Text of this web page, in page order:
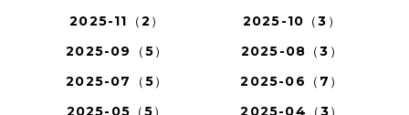
2025-11（2）
2025-10（3）
2025-09（5）
2025-08（3）
2025-07（5）
2025-06（7）
2025-05（5）
2025-04（3）